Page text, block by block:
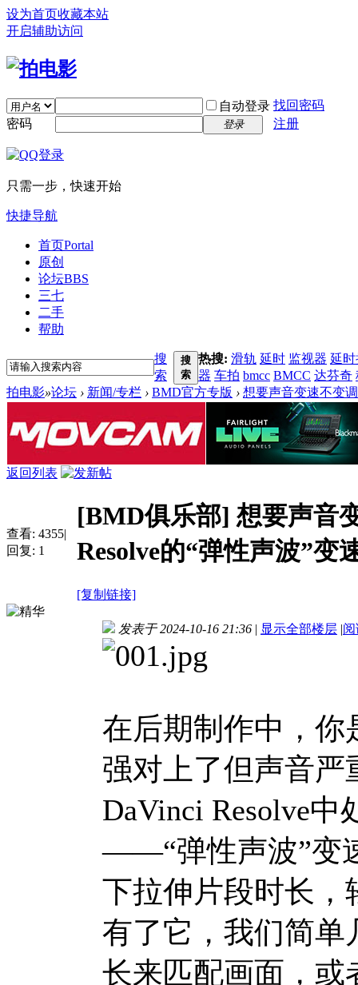
设为首页收藏本站
开启辅助访问
自动登录 找回密码
密码
登录 注册
只需一步，快速开始
快捷导航
首页Portal
原创
论坛BBS
三七
二手
帮助
搜
索
搜
索
热搜: 滑轨 延时 监视器 延
器 车拍 bmcc BMCC 达芬奇
拍电影»论坛 › 新闻/专栏 › BMD官方专版 › 想要声音变速不变
返回列表
查看: 4355|
回复: 1
[BMD俱乐部] 想要声音
Resolve的“弹性声波”变
[复制链接]
发表于 2024-10-16 21:36 | 显示全部楼层 |
在后期制作中，你
强对上了但声音严
DaVinci Resolve
——“弹性声波”变
下拉伸片段时长，
有了它，我们简单
长来匹配画面，或